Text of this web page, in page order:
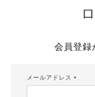
会員登録
メールアドレス